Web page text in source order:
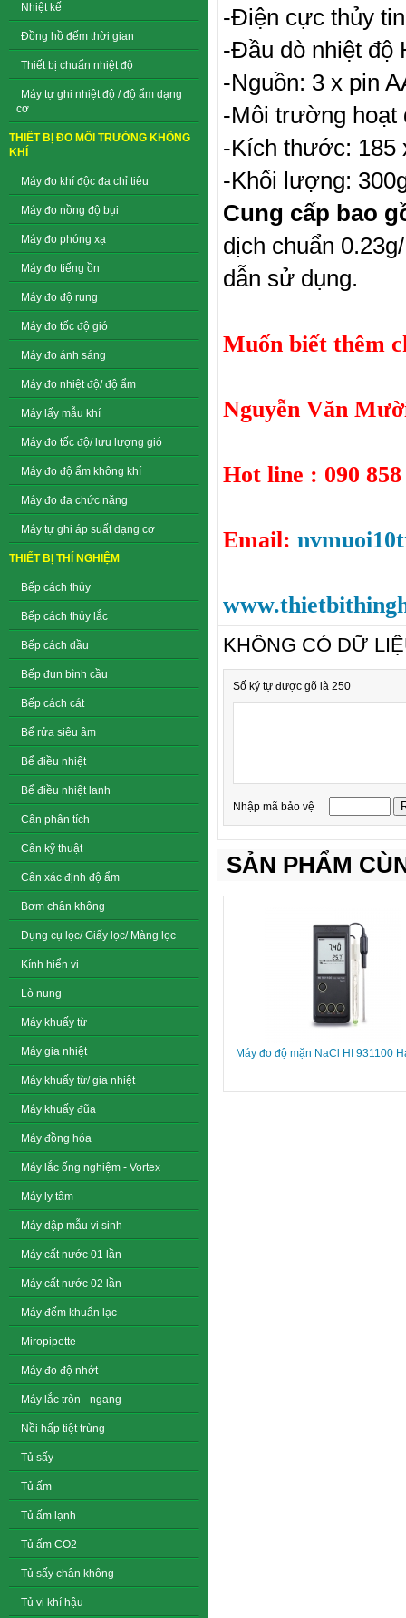
Nhiệt kế
Đồng hồ đếm thời gian
Thiết bị chuẩn nhiệt độ
Máy tự ghi nhiệt độ / độ ẩm dạng
cơ
THIẾT BỊ ĐO MÔI TRƯỜNG KHÔNG
KHÍ
Máy đo khí độc đa chỉ tiêu
Máy đo nồng độ bụi
Máy đo phóng xạ
Máy đo tiếng ồn
Máy đo độ rung
Máy đo tốc độ gió
Máy đo ánh sáng
Máy đo nhiệt độ/ độ ẩm
Máy lấy mẫu khí
Máy đo tốc độ/ lưu lượng gió
Máy đo độ ẩm không khí
Máy đo đa chức năng
Máy tự ghi áp suất dạng cơ
THIẾT BỊ THÍ NGHIỆM
Bếp cách thủy
Bếp cách thủy lắc
Bếp cách dầu
Bếp đun bình cầu
Bếp cách cát
Bể rửa siêu âm
Bể điều nhiệt
Bể điều nhiệt lanh
Cân phân tích
Cân kỹ thuật
Cân xác định độ ẩm
Bơm chân không
Dụng cụ lọc/ Giấy lọc/ Màng lọc
Kính hiển vi
Lò nung
Máy khuấy từ
Máy gia nhiệt
Máy khuấy từ/ gia nhiệt
Máy khuấy đũa
Máy đồng hóa
Máy lắc ống nghiệm - Vortex
Máy ly tâm
Máy dập mẫu vi sinh
Máy cất nước 01 lần
Máy cất nước 02 lần
Máy đếm khuẩn lạc
Miropipette
Máy đo độ nhớt
Máy lắc tròn - ngang
Nồi hấp tiệt trùng
Tủ sấy
Tủ ấm
Tủ ấm lạnh
Tủ ấm CO2
Tủ sấy chân không
Tủ vi khí hậu
-Điện cực thủy
-Đầu dò nhiệt độ
-Nguồn: 3 x pin
-Môi trường hoạt
-Kích thước: 185
-Khối lượng:
Cung cấp bao
dịch chuẩn
dẫn sử dụng.
Muốn biết thêm
Nguyễn Văn
Hot line : 090 858
Email:
KHÔNG CÓ DỮ
Số ký tự được gõ là 250
Nhập mã bảo vệ
SẢN PHẨM
Máy đo độ mặn NaCl HI 931100